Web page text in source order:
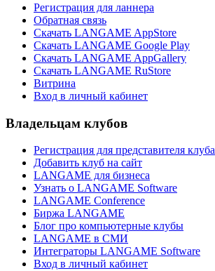
Регистрация для ланнера
Обратная связь
Скачать LANGAME AppStore
Скачать LANGAME Google Play
Скачать LANGAME AppGallery
Скачать LANGAME RuStore
Витрина
Вход в личный кабинет
Владельцам клубов
Регистрация для представителя клуба
Добавить клуб на сайт
LANGAME для бизнеса
Узнать о LANGAME Software
LANGAME Conference
Биржа LANGAME
Блог про компьютерные клубы
LANGAME в СМИ
Интеграторы LANGAME Software
Вход в личный кабинет